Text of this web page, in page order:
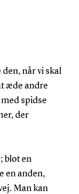
når vi skal
æde andre
spidse
der
blot en
en anden,
Man kan